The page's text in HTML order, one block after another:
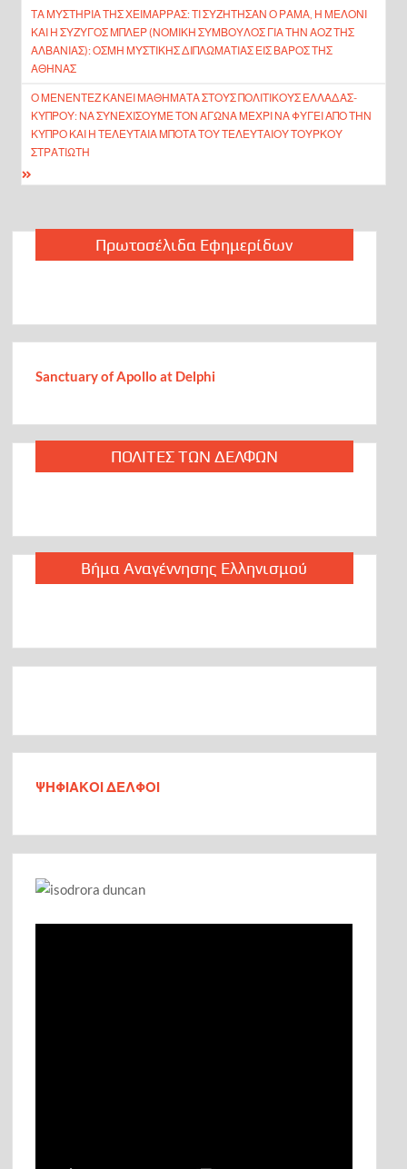
άρθρων
ΤΑ ΜΥΣΤΉΡΙΑ ΤΗΣ ΧΕΙΜΆΡΡΑΣ: ΤΙ ΣΥΖΉΤΗΣΑΝ Ο ΡΆΜΑ, Η ΜΕΛΌΝΙ
ΚΑΙ Η ΣΎΖΥΓΟΣ ΜΠΛΕΡ (ΝΟΜΙΚΉ ΣΎΜΒΟΥΛΟΣ ΓΙΑ ΤΗΝ ΑΟΖ ΤΗΣ
ΑΛΒΑΝΊΑΣ): ΟΣΜΉ ΜΥΣΤΙΚΉΣ ΔΙΠΛΩΜΑΤΊΑΣ ΕΙΣ ΒΆΡΟΣ ΤΗΣ
ΑΘΉΝΑΣ
Ο ΜΕΝΈΝΤΕΖ ΚΆΝΕΙ ΜΑΘΉΜΑΤΑ ΣΤΟΥΣ ΠΟΛΙΤΙΚΟΎΣ ΕΛΛΆΔΑΣ-
ΚΎΠΡΟΥ: ΝΑ ΣΥΝΕΧΊΣΟΥΜΕ ΤΟΝ ΑΓΏΝΑ ΜΈΧΡΙ ΝΑ ΦΎΓΕΙ ΑΠΌ ΤΗΝ
ΚΎΠΡΟ ΚΑΙ Η ΤΕΛΕΥΤΑΊΑ ΜΠΌΤΑ ΤΟΥ ΤΕΛΕΥΤΑΊΟΥ ΤΟΎΡΚΟΥ
ΣΤΡΑΤΙΏΤΗ
Πρωτοσέλιδα Εφημερίδων
Sanctuary of Apollo at Delphi
ΠΟΛΙΤΕΣ ΤΩΝ ΔΕΛΦΩΝ
Βήμα Αναγέννησης Ελληνισμού
ΨΗΦΙΑΚΟΙ ΔΕΛΦΟΙ